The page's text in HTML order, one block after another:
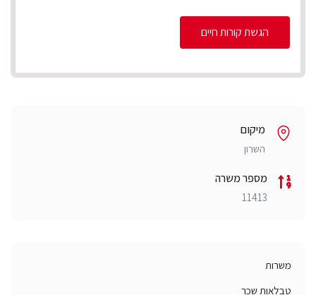
הגשת קורות חיים
מיקום
השרון
מספר משרה
11413
משרות
טבלאות שכר